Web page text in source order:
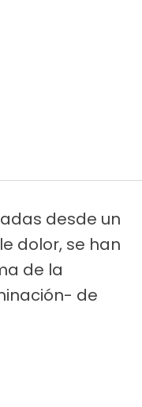
desde un
dolor, se han
de la
de